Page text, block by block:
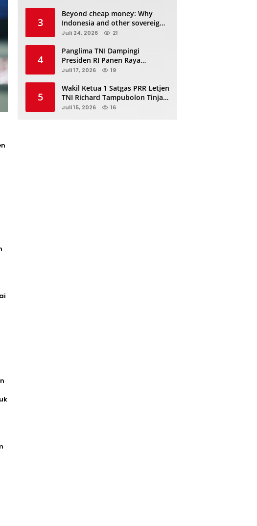
3
Beyond cheap money: Why
Indonesia and other sovereigns
are turning to panda bonds
Juli 24, 2026 21
4
Panglima TNI Dampingi
Presiden RI Panen Raya
Terpadu TNI, Perkuat
Juli 17, 2026 19
5
Wakil Ketua 1 Satgas PRR Letjen
TNI Richard Tampubolon Tinjau
Padang Sidimpuan dan
Juli 15, 2026 16